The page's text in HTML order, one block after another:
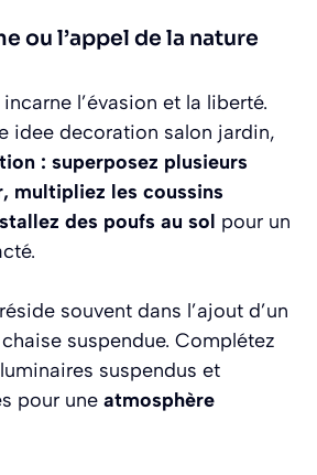
ou l’appel de la nature
l’évasion et la liberté.
idee decoration salon jardin,
: superposez plusieurs
multipliez les coussins
des poufs au sol pour un
souvent dans l’ajout d’un
suspendue. Complétez
suspendus et
pour une atmosphère